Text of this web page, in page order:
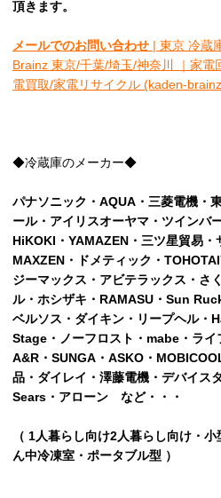
頂きます。
メールでのお問い合わせ | 東京 冷蔵
Brainz 東京/千葉/埼玉/神奈川 ｜家電
電買取/家電リサイクル (kaden-
◆冷蔵庫のメーカー◆
パナソニック・AQUA・三菱電機・
ール・アイリスオーヤマ・ツインバ
HiKOKI・YAMAZEN・三ツ星貿易・
MAXZEN・ドメティック・
ジーマックス・アビテラックス・さ
ル・ホシザキ・RAMASU・Sun
ベルソス・ダイキン・リープヘル・
Stage・ノーフロスト・mabe・ライ
A&R・SUNGA・ASKO・
品・ダイレイ・澤藤電機・デバイス
Sears・アローン など・・・
（ 1人暮らし向け2人暮らし向け・
ん中冷凍室・ポータブル型 ）